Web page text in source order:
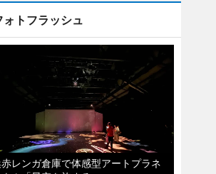
ォトフラッシュ
レンガ倉庫で体感型アートプラネ